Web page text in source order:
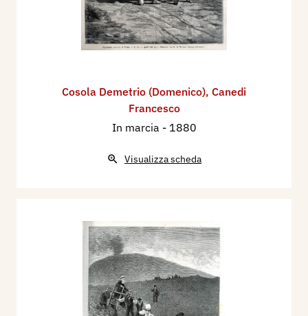
Cosola Demetrio (Domenico), Canedi
Francesco
In marcia - 1880
Visualizza scheda